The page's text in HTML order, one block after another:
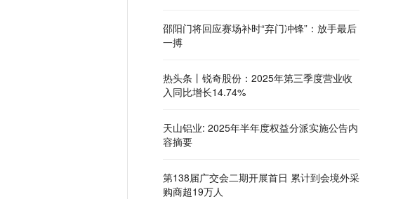
邵阳门将回应赛场补时“弃门冲锋”：放手最后
一搏
热头条丨锐奇股份：2025年第三季度营业收
入同比增长14.74%
天山铝业: 2025年半年度权益分派实施公告内
容摘要
第138届广交会二期开展首日 累计到会境外采
购商超19万人